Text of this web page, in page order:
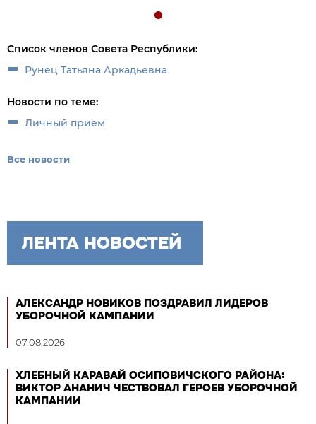
Список членов Совета Республики:
Рунец Татьяна Аркадьевна
Новости по теме:
Личный прием
Все новости
ЛЕНТА НОВОСТЕЙ
АЛЕКСАНДР НОВИКОВ ПОЗДРАВИЛ ЛИДЕРОВ
УБОРОЧНОЙ КАМПАНИИ
07.08.2026
ХЛЕБНЫЙ КАРАВАЙ ОСИПОВИЧСКОГО РАЙОНА:
ВИКТОР АНАНИЧ ЧЕСТВОВАЛ ГЕРОЕВ УБОРОЧНОЙ
КАМПАНИИ